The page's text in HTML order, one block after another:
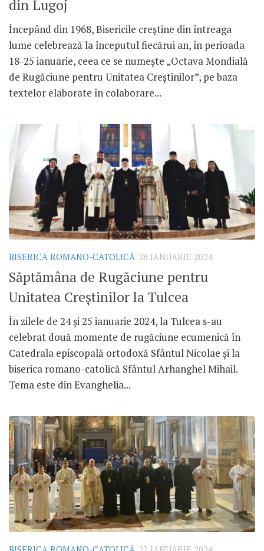
din Lugoj
Începând din 1968, Bisericile creștine din întreaga
lume celebrează la începutul fiecărui an, în perioada
18-25 ianuarie, ceea ce se numește „Octava Mondială
de Rugăciune pentru Unitatea Creștinilor”, pe baza
textelor elaborate în colaborare...
BISERICA ROMANO-CATOLICĂ 28 IANUARIE 2024
Săptămâna de Rugăciune pentru
Unitatea Creștinilor la Tulcea
În zilele de 24 și 25 ianuarie 2024, la Tulcea s-au
celebrat două momente de rugăciune ecumenică în
Catedrala episcopală ortodoxă Sfântul Nicolae și la
biserica romano-catolică Sfântul Arhanghel Mihail.
Tema este din Evanghelia...